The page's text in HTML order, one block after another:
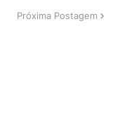
Próxima Postagem